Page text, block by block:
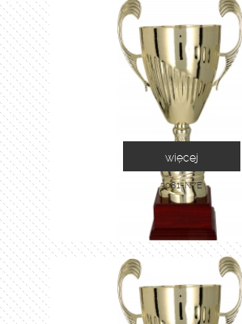
3081-N/E
więcej